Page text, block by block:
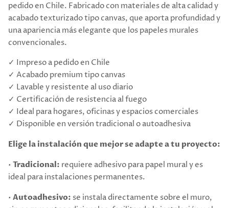
pedido en Chile. Fabricado con materiales de alta calidad y
acabado texturizado tipo canvas, que aporta profundidad y
una apariencia más elegante que los papeles murales
convencionales.
✓ Impreso a pedido en Chile
✓ Acabado premium tipo canvas
✓ Lavable y resistente al uso diario
✓ Certificación de resistencia al fuego
✓ Ideal para hogares, oficinas y espacios comerciales
✓ Disponible en versión tradicional o autoadhesiva
Elige la instalación que mejor se adapte a tu proyecto:
• Tradicional: requiere adhesivo para papel mural y es
ideal para instalaciones permanentes.
• Autoadhesivo: se instala directamente sobre el muro,